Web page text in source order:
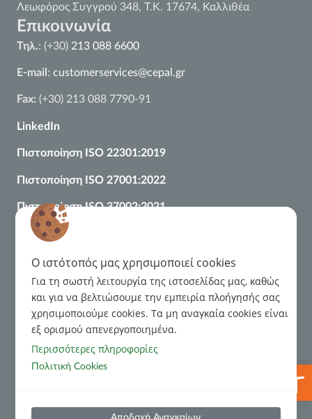
Λεωφόρος Συγγρού 348, Τ.Κ. 17674, Καλλιθέα
Επικοινωνία
Τηλ.: (+30) 213 088 6600
E-mail : customerservices@cepal.gr
Fax: (+30) 213 088 7790-91
LinkedIn
Πιστοποίηση ISO 22301:2019
Πιστοποίηση ISO 27001:2022
ΠιστοποίησηISO37002:2021
Κανονιστικό Πλαίσιο
Κώδικας Δεοντολογίας για τις σχέσεις με τους Οφειλέτες
Κώδικας Δεοντολογίας για Τρίτα Μέρη
Πρόληψη και Καταστολή Νομιμοποίησης Εσόδων από
Εγκληματικές Δραστηριότητες και της Χρηματοδότησης
O ιστότοπός μας χρησιμοποιεί cookies
Για τη σωστή λειτουργία της ιστοσελίδας μας, καθώς
και για να βελτιώσουμε την εμπειρία πλοήγησής σας
χρησιμοποιούμε cookies. Tα μη αναγκαία cookies είναι
εξ ορισμού απενεργοποιημένα.
Περισσότερες πληροφορίες
Πολιτική Cookies